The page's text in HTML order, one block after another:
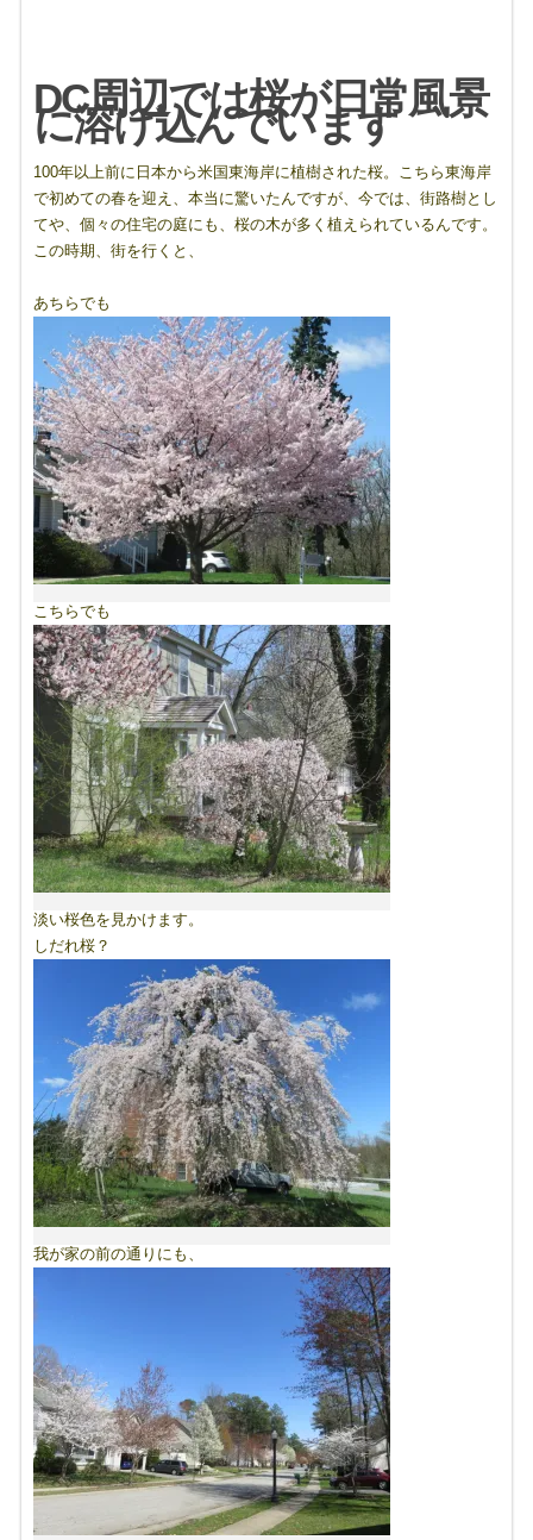
DC周辺では桜が日常風景
に溶け込んでいます
100年以上前に日本から米国東海岸に植樹された桜。こちら東海岸
で初めての春を迎え、本当に驚いたんですが、今では、街路樹とし
てや、個々の住宅の庭にも、桜の木が多く植えられているんです。
この時期、街を行くと、
あちらでも
こちらでも
淡い桜色を見かけます。
しだれ桜？
我が家の前の通りにも、